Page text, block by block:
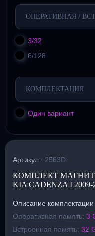
ОПЕРАТИВНАЯ /
3/32
6/128
КОМПЛЕКТАЦИЯ
Один вариант
Артикул : 2563D
КОМПЛЕКТ
KIA CADENZA I 2009-
Описание комплектации
Оперативная память: 3
Встроенная память: 32